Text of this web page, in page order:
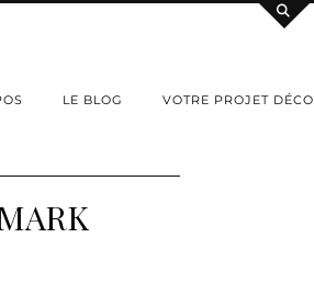
LE BLOG VOTRE PROJET DÉCO